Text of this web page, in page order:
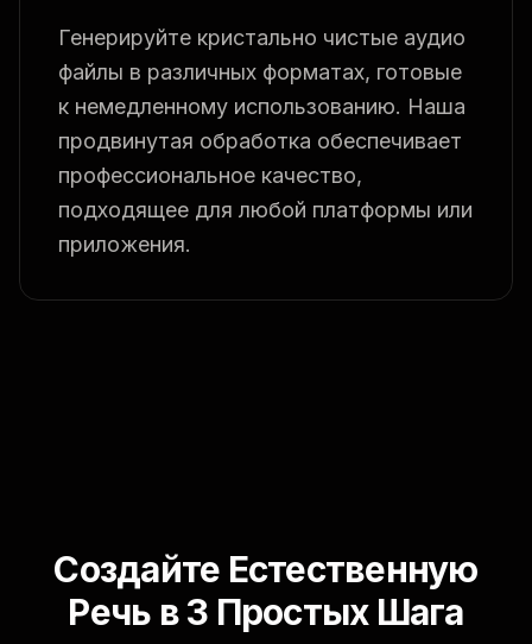
Генерируйте кристально чистые аудио
файлы в различных форматах, готовые
к немедленному использованию. Наша
продвинутая обработка обеспечивает
профессиональное качество,
подходящее для любой платформы или
приложения.
Создайте Естественную
Речь в 3 Простых Шага